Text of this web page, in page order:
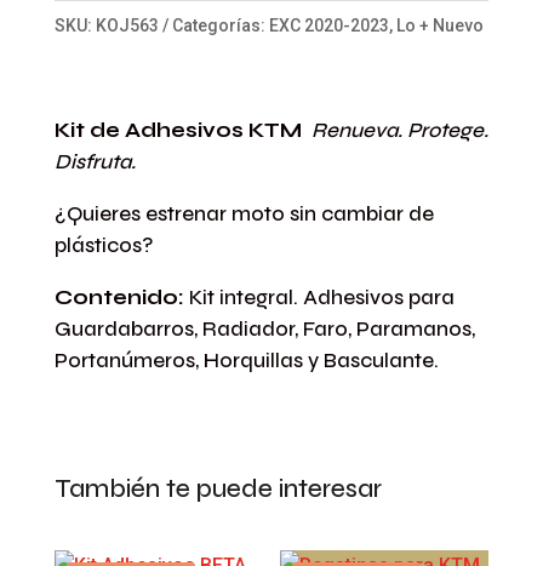
SKU: KOJ563 Categorías: EXC 2020-2023, Lo + Nuevo
Kit de Adhesivos KTM Renueva. Protege.
Disfruta.
¿Quieres estrenar moto sin cambiar de
plásticos?
Contenido: Kit integral. Adhesivos para
Guardabarros, Radiador, Faro, Paramanos,
Portanúmeros, Horquillas y Basculante.
También te puede interesar